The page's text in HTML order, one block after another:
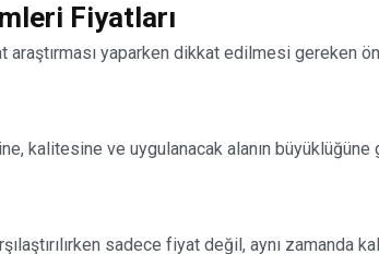
Fiyatları
yaparken dikkat edilmesi gereken
kalitesine ve uygulanacak alanın
sadece fiyat değil, aynı zamanda